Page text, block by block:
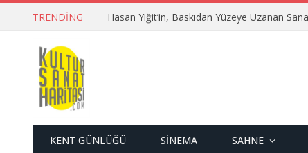
TRENDING Hasan Yiğit’in, Baskıdan Yüzeye Uzanan
KENT GÜNLÜĞÜ SINEMA SAHNE